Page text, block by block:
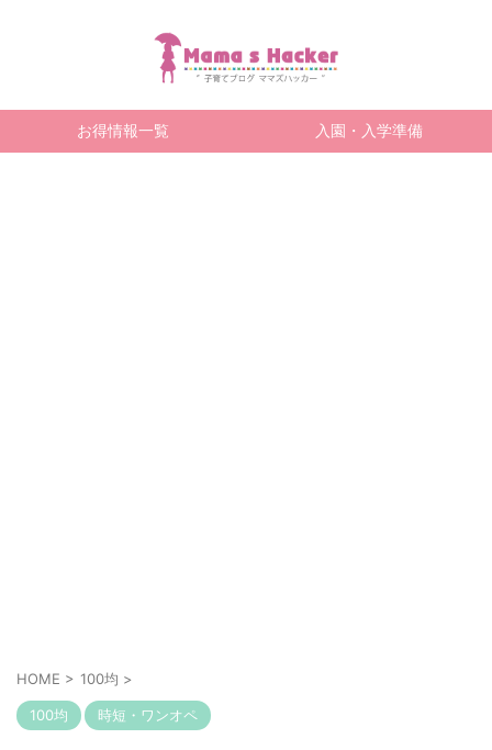
お得情報一覧 入園・入学準備
HOME > 100均 >
100均 時短・ワンオペ